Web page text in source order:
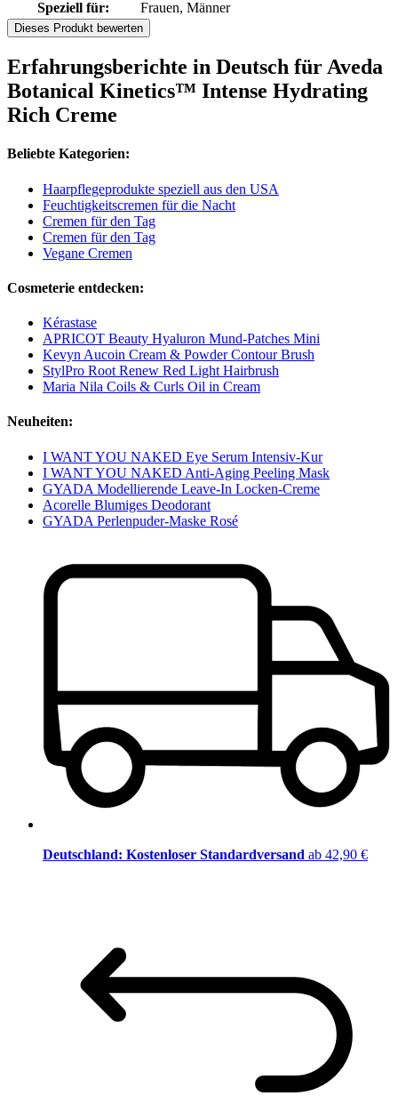
Speziell für: Frauen, Männer
Dieses Produkt bewerten
Erfahrungsberichte in Deutsch für Aveda
Botanical Kinetics™ Intense Hydrating
Rich Creme
Beliebte Kategorien:
Haarpflegeprodukte speziell aus den USA
Feuchtigkeitscremen für die Nacht
Cremen für den Tag
Cremen für den Tag
Vegane Cremen
Cosmeterie entdecken:
Kérastase
APRICOT Beauty Hyaluron Mund‑Patches Mini
Kevyn Aucoin Cream & Powder Contour Brush
StylPro Root Renew Red Light Hairbrush
Maria Nila Coils & Curls Oil in Cream
Neuheiten:
I WANT YOU NAKED Eye Serum Intensiv-Kur
I WANT YOU NAKED Anti-Aging Peeling Mask
GYADA Modellierende Leave-In Locken-Creme
Acorelle Blumiges Deodorant
GYADA Perlenpuder-Maske Rosé
Deutschland: Kostenloser Standardversand ab 42,90 €